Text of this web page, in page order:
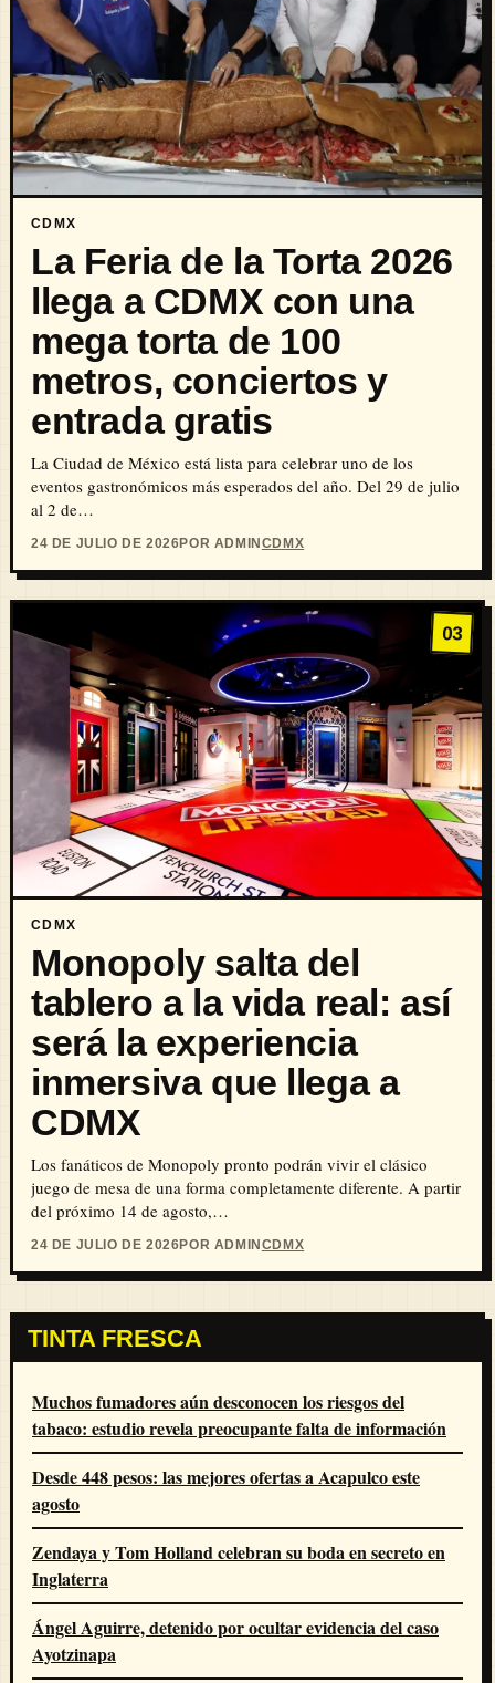
CDMX
La Feria de la Torta 2026
llega a CDMX con una
mega torta de 100
metros, conciertos y
entrada gratis
La Ciudad de México está lista para celebrar uno de los
eventos gastronómicos más esperados del año. Del 29 de julio
al 2 de…
24 DE JULIO DE 2026POR ADMINCDMX
03
CDMX
Monopoly salta del
tablero a la vida real: así
será la experiencia
inmersiva que llega a
CDMX
Los fanáticos de Monopoly pronto podrán vivir el clásico
juego de mesa de una forma completamente diferente. A partir
del próximo 14 de agosto,…
24 DE JULIO DE 2026POR ADMINCDMX
TINTA FRESCA
Muchos fumadores aún desconocen los riesgos del
tabaco: estudio revela preocupante falta de información
Desde 448 pesos: las mejores ofertas a Acapulco este
agosto
Zendaya y Tom Holland celebran su boda en secreto en
Inglaterra
Ángel Aguirre, detenido por ocultar evidencia del caso
Ayotzinapa